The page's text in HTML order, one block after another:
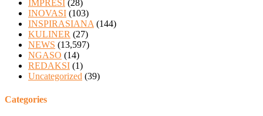
IMPRESI (28)
INOVASI (103)
INSPIRASIANA (144)
KULINER (27)
NEWS (13,597)
NGASO (14)
REDAKSI (1)
Uncategorized (39)
Categories